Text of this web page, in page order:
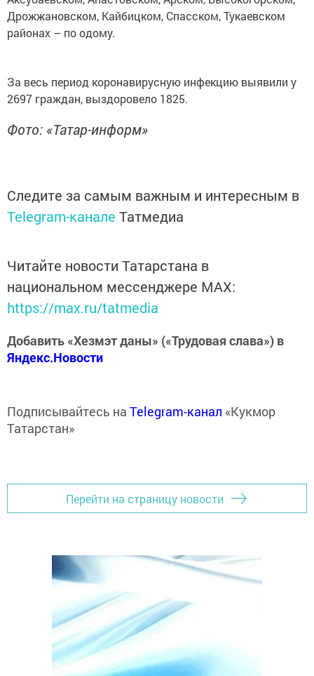
Дрожжановском, Кайбицком, Спасском, Тукаевском
районах – по одому.
За весь период коронавирусную инфекцию выявили у
2697 граждан, выздоровело 1825.
Фото: «Татар-информ»
Следите за самым важным и интересным в
Telegram-канале Татмедиа
Читайте новости Татарстана в
национальном мессенджере MАХ:
https://max.ru/tatmedia
Добавить «Хезмэт даны» («Трудовая слава») в
Яндекс.Новости
Подписывайтесь на Telegram-канал «Кукмор
Татарстан»
Перейти на страницу новости